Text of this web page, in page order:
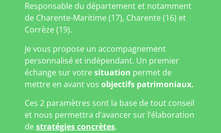
Responsable du département et notamment
de Charente-Maritime (17), Charente (16) et
Corrèze (19).
Je vous propose un accompagnement
personnalisé et indépendant. Un premier
échange sur votresituation permet de
mettre en avant vos objectifs patrimoniaux.
Ces 2 paramètres sont la base de tout conseil
et nous permettra d’avancer sur l’élaboration
destratégies concrètes.